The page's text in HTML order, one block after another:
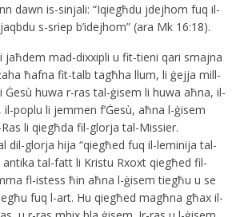
dawn is-sinjali: “Iqiegħdu jdejhom fuq il-
s-sriep b’idejhom” (ara Mk 16:18).
jaħdem mad-dixxipli u fit-tieni qari smajna
ħafna fit-talb tagħha llum, li ġejja mill-
Ġesù huwa r-ras tal-ġisem li huwa aħna, il-
il-poplu li jemmen f’Ġesù, aħna l-ġisem
li qiegħda fil-glorja tal-Missier.
dil-glorja hija “qiegħed fuq il-leminija tal-
antika tal-fatt li Kristu Rxoxt qiegħed fil-
fl-istess ħin aħna l-ġisem tiegħu u se
fuq l-art. Hu qiegħed magħna għax il-